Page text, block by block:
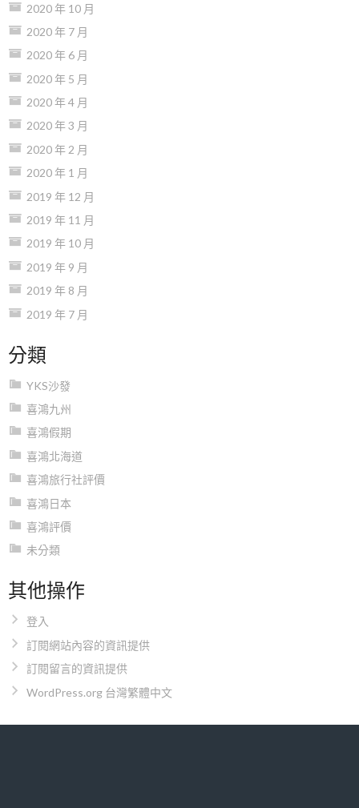
2020 年 10 月
2020 年 7 月
2020 年 6 月
2020 年 5 月
2020 年 4 月
2020 年 3 月
2020 年 2 月
2020 年 1 月
2019 年 12 月
2019 年 11 月
2019 年 10 月
2019 年 9 月
2019 年 8 月
2019 年 7 月
分類
YKS沙發
喜鴻九州
喜鴻假期
喜鴻北海道
喜鴻旅行社評價
喜鴻日本
喜鴻評價
未分類
其他操作
登入
訂閱網站內容的資訊提供
訂閱留言的資訊提供
WordPress.org 台灣繁體中文